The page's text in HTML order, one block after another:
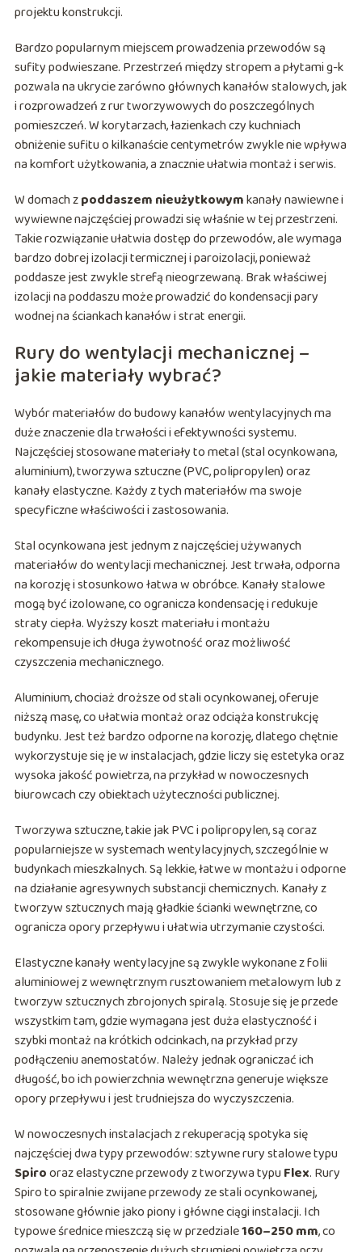
projektu konstrukcji.
Bardzo popularnym miejscem prowadzenia przewodów są
sufity podwieszane. Przestrzeń między stropem a płytami g-k
pozwala na ukrycie zarówno głównych kanałów stalowych, jak
i rozprowadzeń z rur tworzywowych do poszczególnych
pomieszczeń. W korytarzach, łazienkach czy kuchniach
obniżenie sufitu o kilkanaście centymetrów zwykle nie wpływa
na komfort użytkowania, a znacznie ułatwia montaż i serwis.
W domach zpoddaszem nieużytkowymkanały nawiewne i
wywiewne najczęściej prowadzi się właśnie w tej przestrzeni.
Takie rozwiązanie ułatwia dostęp do przewodów, ale wymaga
bardzo dobrej izolacji termicznej i paroizolacji, ponieważ
poddasze jest zwykle strefą nieogrzewaną. Brak właściwej
izolacji na poddaszu może prowadzić do kondensacji pary
wodnej na ściankach kanałów i strat energii.
Rury do wentylacji mechanicznej –
jakie materiały wybrać?
Wybór materiałów do budowy kanałów wentylacyjnych ma
duże znaczenie dla trwałości i efektywności systemu.
Najczęściej stosowane materiały to metal (stal ocynkowana,
aluminium), tworzywa sztuczne (PVC, polipropylen) oraz
kanały elastyczne. Każdy z tych materiałów ma swoje
specyficzne właściwości i zastosowania.
Stal ocynkowana jest jednym z najczęściej używanych
materiałów do wentylacji mechanicznej. Jest trwała, odporna
na korozję i stosunkowo łatwa w obróbce. Kanały stalowe
mogą być izolowane, co ogranicza kondensację i redukuje
straty ciepła. Wyższy koszt materiału i montażu
rekompensuje ich długa żywotność oraz możliwość
czyszczenia mechanicznego.
Aluminium, chociaż droższe od stali ocynkowanej, oferuje
niższą masę, co ułatwia montaż oraz odciąża konstrukcję
budynku. Jest też bardzo odporne na korozję, dlatego chętnie
wykorzystuje się je w instalacjach, gdzie liczy się estetyka oraz
wysoka jakość powietrza, na przykład w nowoczesnych
biurowcach czy obiektach użyteczności publicznej.
Tworzywa sztuczne, takie jak PVC i polipropylen, są coraz
popularniejsze w systemach wentylacyjnych, szczególnie w
budynkach mieszkalnych. Są lekkie, łatwe w montażu i odporne
na działanie agresywnych substancji chemicznych. Kanały z
tworzyw sztucznych mają gładkie ścianki wewnętrzne, co
ogranicza opory przepływu i ułatwia utrzymanie czystości.
Elastyczne kanały wentylacyjne są zwykle wykonane z folii
aluminiowej z wewnętrznym rusztowaniem metalowym lub z
tworzyw sztucznych zbrojonych spiralą. Stosuje się je przede
wszystkim tam, gdzie wymagana jest duża elastyczność i
szybki montaż na krótkich odcinkach, na przykład przy
podłączeniu anemostatów. Należy jednak ograniczać ich
długość, bo ich powierzchnia wewnętrzna generuje większe
opory przepływu i jest trudniejsza do wyczyszczenia.
W nowoczesnych instalacjach z rekuperacją spotyka się
najczęściej dwa typy przewodów: sztywne rury stalowe typu
Spirooraz elastyczne przewody z tworzywa typuFlex. Rury
Spiro to spiralnie zwijane przewody ze stali ocynkowanej,
stosowane głównie jako piony i główne ciągi instalacji. Ich
typowe średnice mieszczą się w przedziale160–250 mm, co